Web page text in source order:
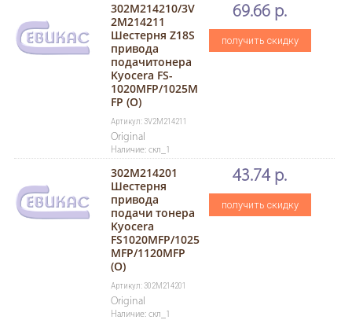
302M214210/3V
2M214211
Шестерня Z18S
привода
подачитонера
Kyocera FS-
1020MFP/1025M
FP (O)
Артикул: 3V2M214211
Original
Наличие: скл_1
69.66 р.
получить скидку
302M214201
Шестерня
привода
подачи тонера
Kyocera
FS1020MFP/1025
MFP/1120MFP
(O)
Артикул: 302M214201
Original
Наличие: скл_1
43.74 р.
получить скидку